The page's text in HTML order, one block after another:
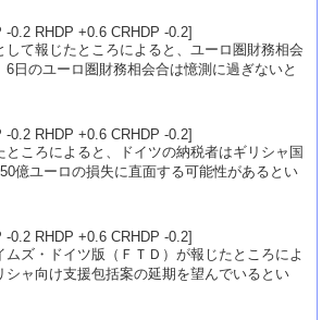
RHDP +0.6 CRHDP -0.2]
して報じたところによると、ユーロ圏財務相会
日のユーロ圏財務相会合は憶測に過ぎないと
RHDP +0.6 CRHDP -0.2]
ところによると、ドイツの納税者はギリシャ国
億ユーロの損失に直面する可能性があるとい
RHDP +0.6 CRHDP -0.2]
ムズ・ドイツ版（ＦＴＤ）が報じたところによ
シャ向け支援包括案の延期を望んでいるとい